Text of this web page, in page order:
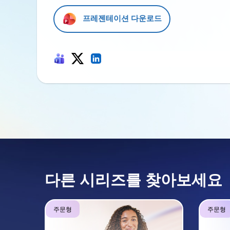
프레젠테이션 다운로드
다른 시리즈를 찾아보세요
주문형 주문형